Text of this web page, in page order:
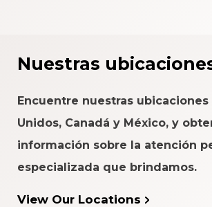
Nuestras
Encuentre nuestras ubicaciones
Unidos, Canadá y México, y
información sobre la atención
especializada que brindamos.
View Our Locations